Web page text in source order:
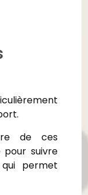
de ces
pour suivre
permet